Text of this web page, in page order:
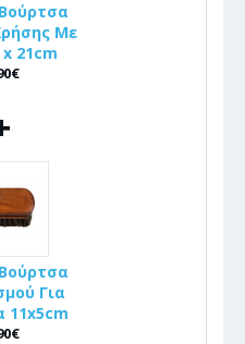
Με
21cm
Για
11x5cm